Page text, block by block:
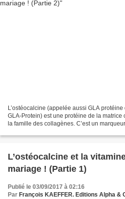
L’ostéocalcine (appelée aussi GLA
GLA-Protein) est une protéine de la matrice
la famille des collagènes. C’est un
L’ostéocalcine et la
mariage ! (Partie 1)
Publié le 03/09/2017 à 02:16
Par François KAEFFER. Editions Alpha &